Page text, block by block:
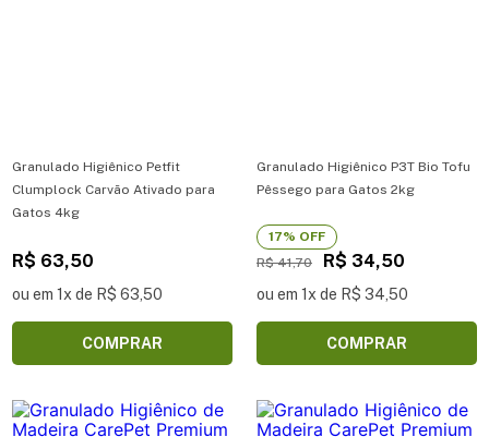
Granulado Higiênico Petfit
Clumplock Carvão Ativado para
Gatos 4kg
R$ 63,50
ou em 1x de R$ 63,50
COMPRAR
Granulado Higiênico P3T Bio Tofu
Pêssego para Gatos 2kg
17% OFF
R$ 41,70
R$ 34,50
ou em 1x de R$ 34,50
COMPRAR